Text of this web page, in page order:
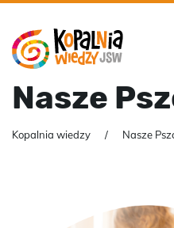
Nasze
Kopalnia wiedzy Nasze